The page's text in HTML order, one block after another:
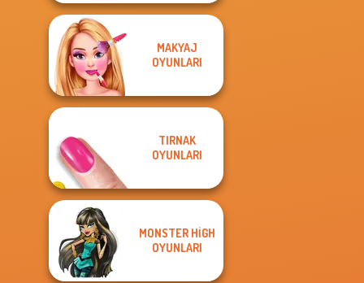
MAKYAJ
OYUNLARI
TIRNAK
OYUNLARI
MONSTER HIGH
OYUNLARI